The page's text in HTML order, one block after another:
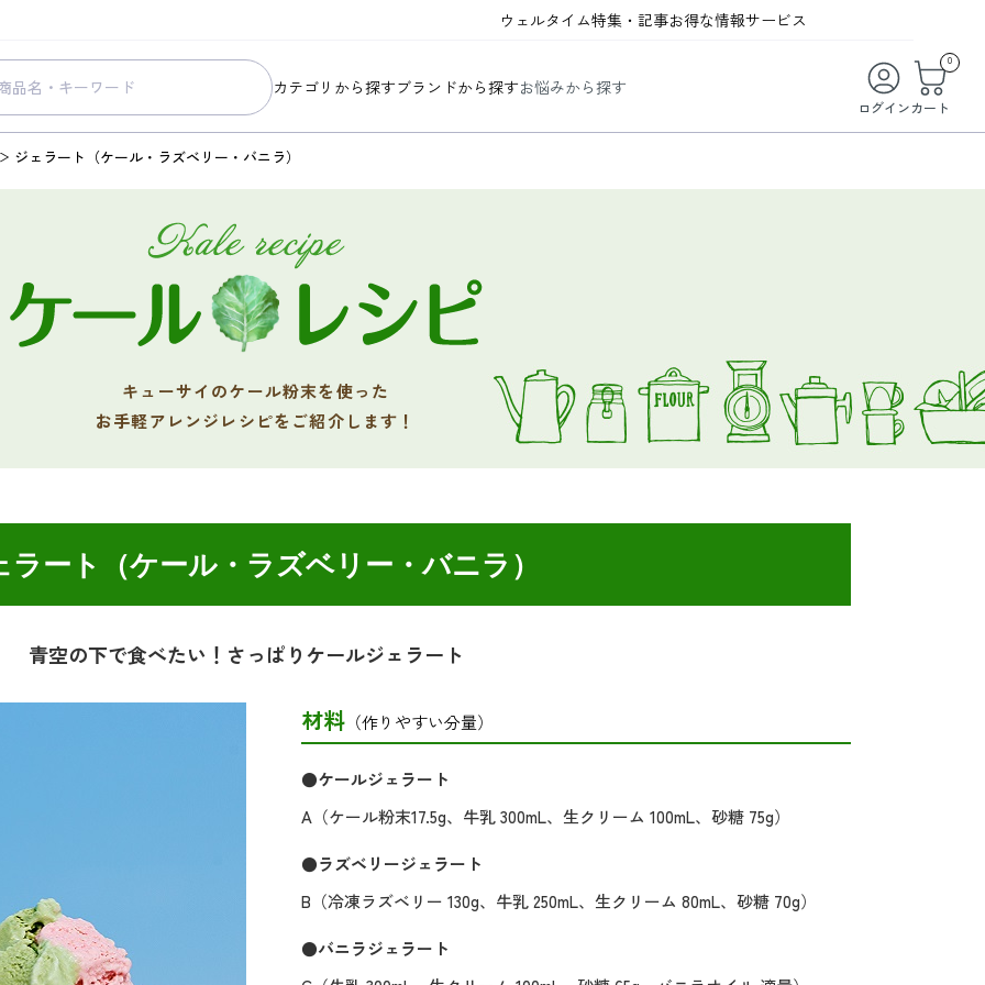
ログイン
0
カート
ウェルタイム
ビューティータイム
ヘルスケアタイム
特集・記事
WELMAG
お得な情報
WEB限定/期間限定キャンペーン
まとめ買い商品
サービス
メンバーシッププログラム
LINEお友達登録
カテゴリから探す
メイク
ヘルスケア
美容・健康グッズ
暮らしの雑貨
ブランドから探す
ひざサポートコラーゲン
お悩みから探す
ジェラート（ケール・ラズベリー・バニラ）
キューサイのケール粉末を使った
お手軽アレンジレシピをご紹介します！
ラート（ケール・ラズベリー・バニラ）
青空の下で食べたい！さっぱりケールジェラート
材料 （作りやすい分量）
●ケールジェラート
A（ケール粉末17.5g、牛乳 300mL、生クリーム 100mL、砂糖 75g）
●ラズベリージェラート
B（冷凍ラズベリー 130g、牛乳 250mL、生クリーム 80mL、砂糖 70g）
●バニラジェラート